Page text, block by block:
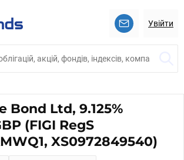
Увійти
Bond Ltd, 9.125%
(FIGI RegS
XS0972849540)